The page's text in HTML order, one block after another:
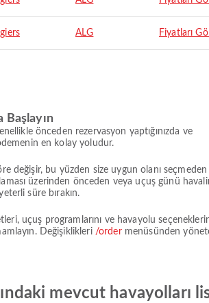
ALG Fiyatları
Başlayın
önceden rezervasyon yaptığınızda ve
en kolay yoludur.
değişir, bu yüzden size uygun olanı
üzerinden önceden veya uçuş günü
süre bırakın.
uçuş programlarını ve havayolu
Değişiklikleri /ordermenüsünden
mevcut havayolları